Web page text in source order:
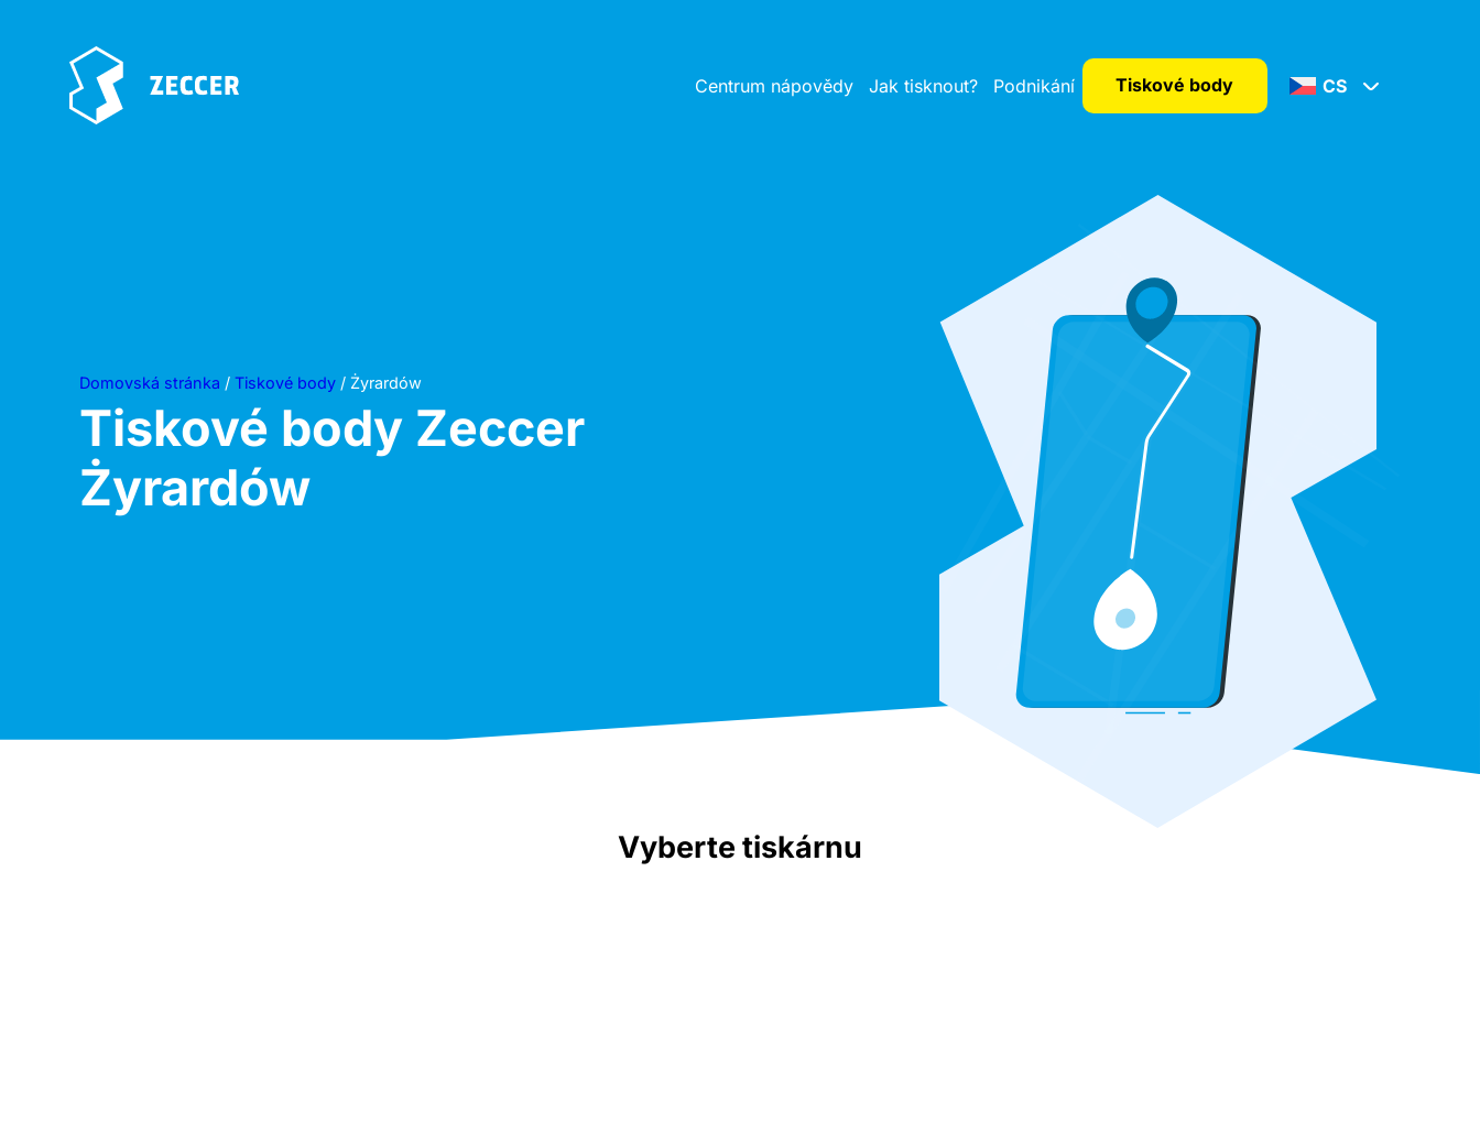
Centrum nápovědy Jak tisknout? Podnikání Tiskové body CS
Domovská stránka / Tiskové body / Żyrardów
Tiskové body Zeccer
Żyrardów
Vyberte tiskárnu